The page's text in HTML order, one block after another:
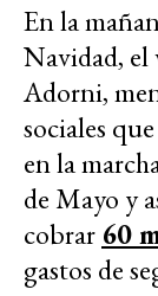
En la
Navidad, el
Adorni,
sociales
en la
de Mayo y
cobrar 60
gastos de